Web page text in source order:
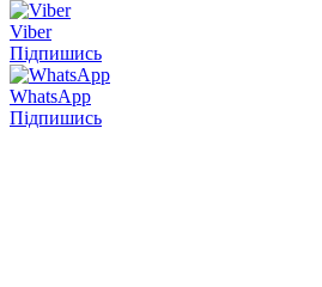
Viber
Підпишись
WhatsApp
Підпишись